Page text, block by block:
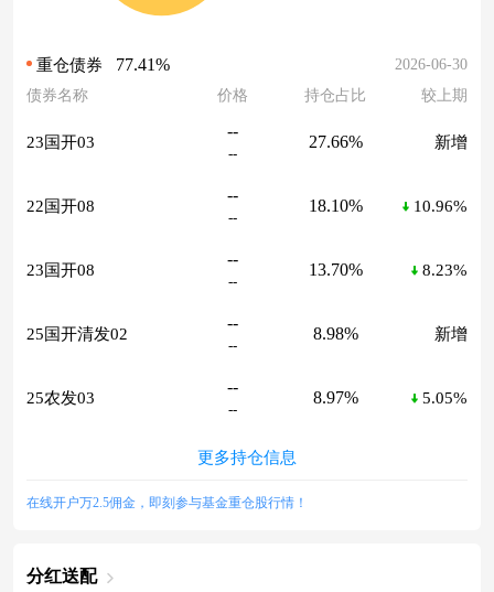
重仓债券 77.41%
2026-06-30
债券名称
价格 持仓占比 较上期
23国开03
--
--
27.66% 新增
22国开08
--
--
18.10% 10.96%
23国开08
--
--
13.70% 8.23%
25国开清发02
--
--
8.98% 新增
25农发03
--
--
8.97% 5.05%
更多持仓信息
在线开户万2.5佣金，即刻参与基金重仓股行情！
分红送配